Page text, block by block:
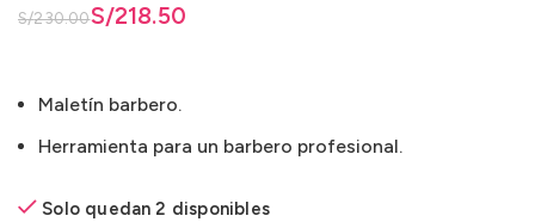
S/230.00
era: S/230.00.
S/218.50
es: S/218.50.
Maletín barbero.
Herramienta para un barbero profesional.
Solo quedan 2 disponibles